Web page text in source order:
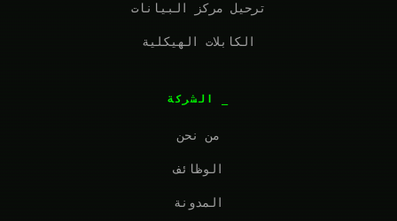
ترحيل مركز البيانات
الكابلات الهيكلية
من نحن
الوظائف
المدونة